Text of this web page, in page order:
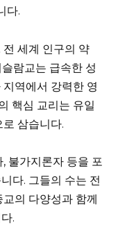
다.
전 세계 인구의 약
람교는 급속한 성
역에서 강력한 영
핵심 교리는 유일
삼습니다.
불가지론자 등을 포
다. 그들의 수는 전
의 다양성과 함께
.